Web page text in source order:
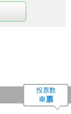
投票数
※票